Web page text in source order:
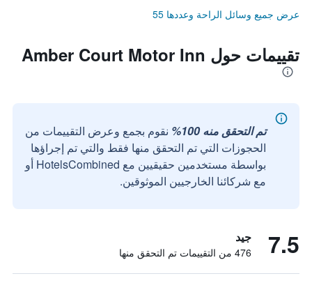
عرض جميع وسائل الراحة وعددها 55
تقييمات حول Amber Court Motor Inn
تم التحقق منه 100%
نقوم بجمع وعرض التقييمات من
الحجوزات التي تم التحقق منها فقط والتي تم إجراؤها
بواسطة مستخدمين حقيقيين مع HotelsCombined أو
مع شركائنا الخارجيين الموثوقين.
7.5 جيد
476 من التقييمات تم التحقق منها